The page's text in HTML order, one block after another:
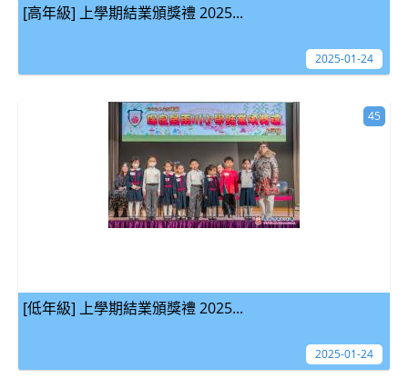
[高年級] 上學期結業頒獎禮 2025...
2025-01-24
[低年級] 上學期結業頒獎禮 2025...
45
2025-01-24